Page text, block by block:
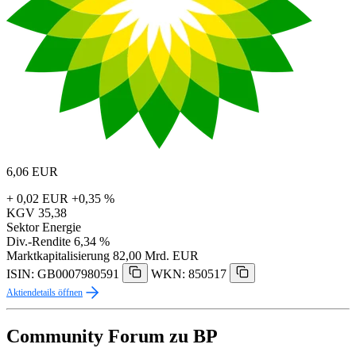
6,06 EUR
+ 0,02 EUR +0,35 %
KGV 35,38
Sektor Energie
Div.-Rendite 6,34 %
Marktkapitalisierung 82,00 Mrd. EUR
ISIN: GB0007980591
WKN: 850517
Aktiendetails öffnen
Community Forum zu BP